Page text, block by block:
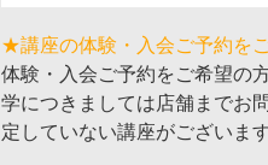
★講座の体験・入会ご予約を
体験・入会ご予約をご希望の
学につきましては店舗までお
定していない講座がございま